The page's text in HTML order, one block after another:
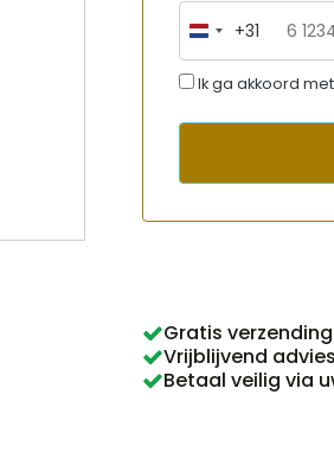
Netherlands
+31
+31
Ik ga akkoord
Gratis
Vrijblijvend
Betaal veilig via